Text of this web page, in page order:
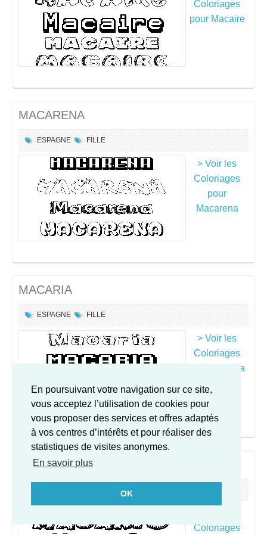
En poursuivant votre navigation sur ce site,
vous acceptez l’utilisation de cookies pour
vous proposer des services et offres adaptés
à vos centres d’intérêts et pour réaliser des
statistiques de visites anonymes.
En savoir plus
OK
Coloriages
pour Macaire
MACARENA
ESPAGNE FILLE
> Voir les
Coloriages
pour
Macarena
MACARIA
ESPAGNE FILLE
> Voir les
Coloriages
pour Macaria
MACARIO
Coloriages